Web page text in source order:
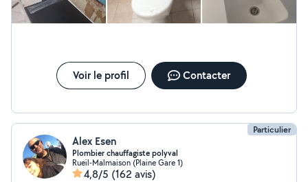
Voir le profil Contacter
Particulier
Alex Esen
Plombier chauffagiste polyval
Rueil-Malmaison (Plaine Gare 1)
4,8/5 (162 avis)